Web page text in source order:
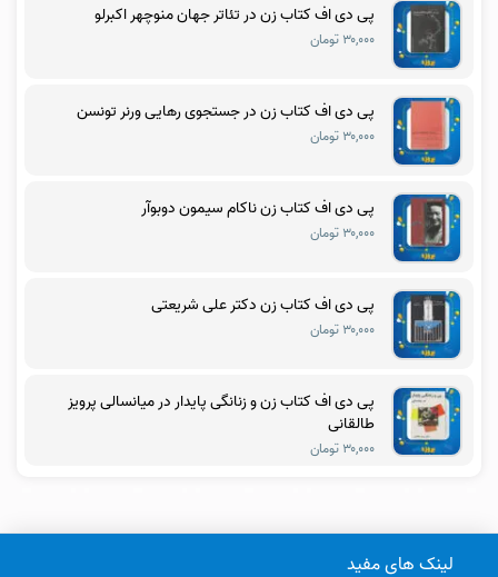
پی دی اف کتاب زن در تئاتر جهان منوچهر اکبرلو
۳۰,۰۰۰ تومان
پی دی اف کتاب زن در جستجوی رهایی ورنر تونسن
۳۰,۰۰۰ تومان
پی دی اف کتاب زن ناکام سیمون دوبوآر
۳۰,۰۰۰ تومان
پی دی اف کتاب زن دکتر علی شریعتی
۳۰,۰۰۰ تومان
پی دی اف کتاب زن و زنانگی پایدار در میانسالی پرویز
طالقانی
۳۰,۰۰۰ تومان
لینک های مفید